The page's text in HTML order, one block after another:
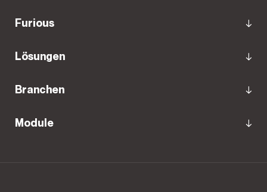
Furious
Lösungen
Branchen
Module